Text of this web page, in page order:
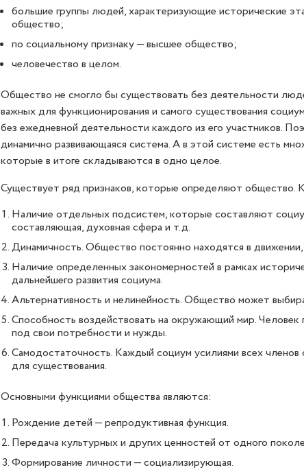
большие группы людей, характеризующие исторические
общество;
по социальному признаку — высшее общество;
человечество в целом.
Общество не смогло бы существовать без деятельности
важных для функционирования и самого существования
без ежедневной деятельности каждого из его участников.
динамично развивающаяся система. А в этой системе есть
которые в итоге складываются в одно целое.
Существует ряд признаков, которые определяют общество.
Наличие отдельных подсистем, которые составляют
составляющая, духовная сфера и т.д.
Динамичность. Общество постоянно находятся в
Наличие определенных закономерностей в рамках
дальнейшего развития социума.
Альтернативность и нелинейность. Общество может
Способность воздействовать на окружающий мир.
под свои потребности и нужды.
Самодостаточность. Каждый социум усилиями всех
для существования.
Основными функциями общества являются:
Рождение детей — репродуктивная функция.
Передача культурных и других ценностей от одного
Формирование личности — социализирующая.